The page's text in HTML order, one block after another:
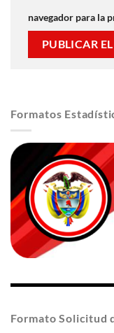
navegador para la
Formatos
Formato Solicitud